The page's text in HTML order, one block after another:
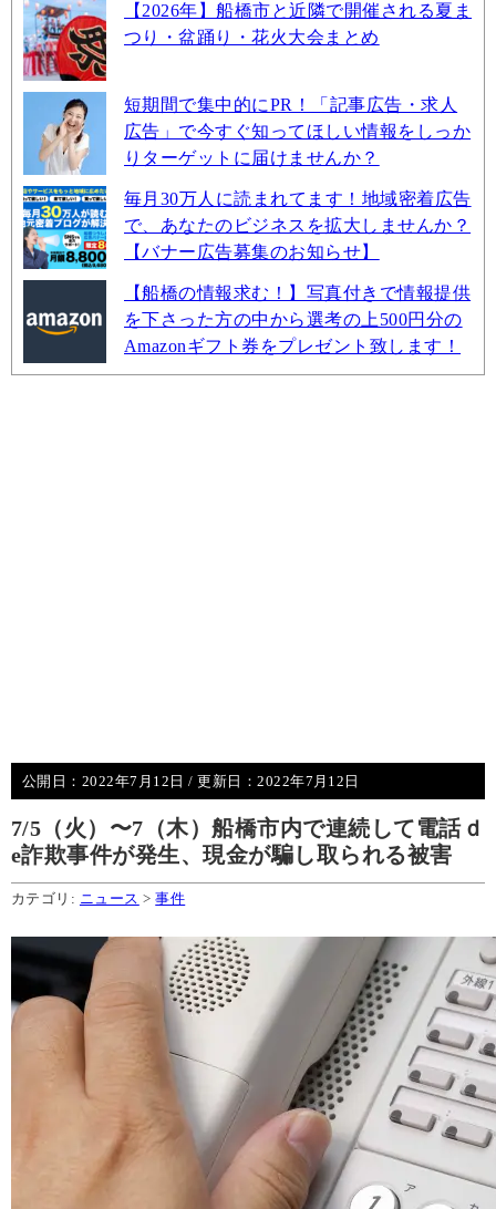
【2026年】船橋市と近隣で開催される夏ま
つり・盆踊り・花火大会まとめ
短期間で集中的にPR！「記事広告・求人
広告」で今すぐ知ってほしい情報をしっか
りターゲットに届けませんか？
毎月30万人に読まれてます！地域密着広告
で、あなたのビジネスを拡大しませんか？
【バナー広告募集のお知らせ】
【船橋の情報求む！】写真付きで情報提供
を下さった方の中から選考の上500円分の
Amazonギフト券をプレゼント致します！
公開日： 2022年7月12日 / 更新日：2022年7月12日
7/5（火）〜7（木）船橋市内で連続して電話ｄ
e詐欺事件が発生、現金が騙し取られる被害
カテゴリ: ニュース >事件